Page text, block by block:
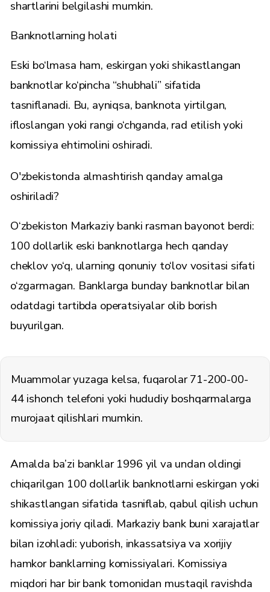
shartlarini belgilashi mumkin.
Banknotlarning holati
Eski bo‘lmasa ham, eskirgan yoki shikastlangan
banknotlar ko‘pincha “shubhali” sifatida
tasniflanadi. Bu, ayniqsa, banknota yirtilgan,
ifloslangan yoki rangi o‘chganda, rad etilish yoki
komissiya ehtimolini oshiradi.
O'zbekistonda almashtirish qanday amalga
oshiriladi?
O‘zbekiston Markaziy banki rasman bayonot berdi:
100 dollarlik eski banknotlarga hech qanday
cheklov yo‘q, ularning qonuniy to‘lov vositasi sifati
o‘zgarmagan. Banklarga bunday banknotlar bilan
odatdagi tartibda operatsiyalar olib borish
buyurilgan.
Muammolar yuzaga kelsa, fuqarolar 71-200-00-
44 ishonch telefoni yoki hududiy boshqarmalarga
murojaat qilishlari mumkin.
Amalda ba’zi banklar 1996 yil va undan oldingi
chiqarilgan 100 dollarlik banknotlarni eskirgan yoki
shikastlangan sifatida tasniflab, qabul qilish uchun
komissiya joriy qiladi. Markaziy bank buni xarajatlar
bilan izohladi: yuborish, inkassatsiya va xorijiy
hamkor banklarning komissiyalari. Komissiya
miqdori har bir bank tomonidan mustaqil ravishda